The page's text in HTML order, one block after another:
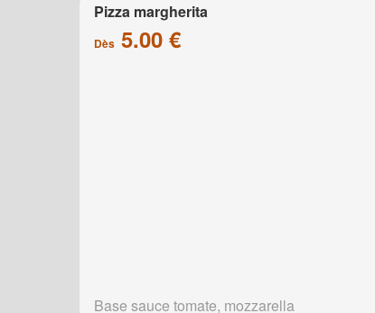
Pizza margherita
Dès 5.00 €
Base sauce tomate, mozzarella